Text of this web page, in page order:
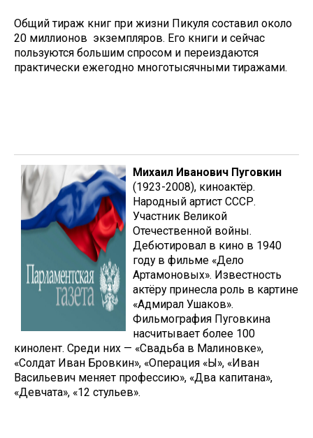
Общий тираж книг при жизни Пикуля составил около
20 миллионов экземпляров. Его книги и сейчас
пользуются большим спросом и переиздаются
практически ежегодно многотысячными тиражами.
Михаил Иванович Пуговкин
(1923-2008), киноактёр.
Народный артист СССР.
Участник Великой
Отечественной войны.
Дебютировал в кино в 1940
году в фильме «Дело
Артамоновых». Известность
актёру принесла роль в картине
«Адмирал Ушаков».
Фильмография Пуговкина
насчитывает более 100
кинолент. Среди них — «Свадьба в Малиновке»,
«Солдат Иван Бровкин», «Операция «Ы», «Иван
Васильевич меняет профессию», «Два капитана»,
«Девчата», «12 стульев».